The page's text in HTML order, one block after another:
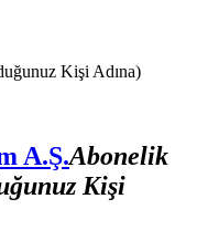
Kişi Adına)
A.Ş.Abonelik
Kişi